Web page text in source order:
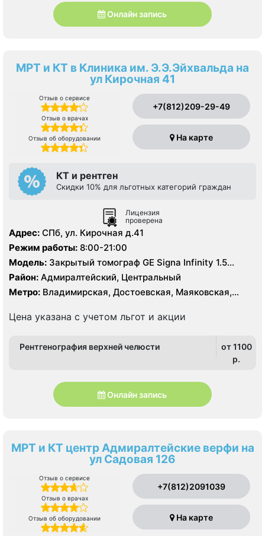
Онлайн запись
МРТ и КТ в Клиника им. Э.Э.Эйхвальда на
ул Кирочная 41
Отзыв о сервисе
Отзыв о врачах
Отзыв об оборудовании
+7(812)209-29-49
На карте
КТ и рентген
Скидки 10% для льготных категорий граждан
Лицензия
проверена
Адрес: СПб, ул. Кирочная д.41
Режим работы: 8:00-21:00
Модель: Закрытый томограф GE Signa Infinity 1.5
Тесла, КТ Toshiba Aquilion 64 среза
Район: Адмиралтейский, Центральный
Метро: Владимирская, Достоевская, Маяковская,
Цена указана с учетом льгот и акции
Рентгенография верхней челюсти
от 1100
p.
Онлайн запись
МРТ и КТ центр Адмиралтейские верфи на
ул Садовая 126
Отзыв о сервисе
Отзыв о врачах
Отзыв об оборудовании
+7(812)2091039
На карте